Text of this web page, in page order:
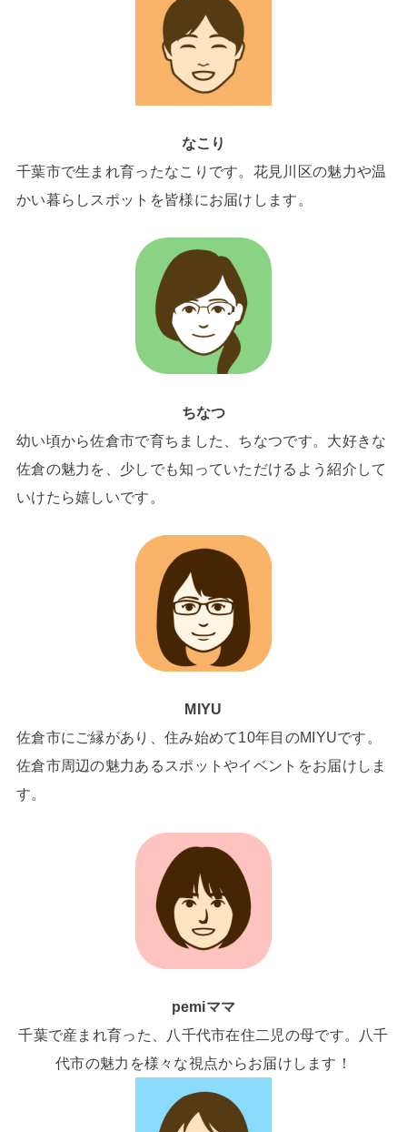
なこり
千葉市で生まれ育ったなこりです。花見川区の魅力や温
かい暮らしスポットを皆様にお届けします。
ちなつ
幼い頃から佐倉市で育ちました、ちなつです。大好きな
佐倉の魅力を、少しでも知っていただけるよう紹介して
いけたら嬉しいです。
MIYU
佐倉市にご縁があり、住み始めて10年目のMIYUです。
佐倉市周辺の魅力あるスポットやイベントをお届けしま
す。
pemiママ
千葉で産まれ育った、八千代市在住二児の母です。八千
代市の魅力を様々な視点からお届けします！